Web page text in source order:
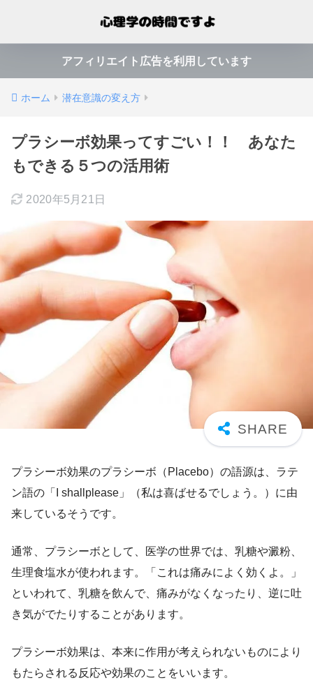
アフィリエイト広告を利用しています
ホーム 潜在意識の変え方
プラシーボ効果ってすごい！！ あなた
もできる５つの活用術
2020年5月21日
プラシーボ効果のプラシーボ（Placebo）の語源は、ラテ
ン語の「I shallplease」（私は喜ばせるでしょう。）に由
来しているそうです。
通常、プラシーボとして、医学の世界では、乳糖や澱粉、
生理食塩水が使われます。「これは痛みによく効くよ。」
といわれて、乳糖を飲んで、痛みがなくなったり、逆に吐
き気がでたりすることがあります。
プラシーボ効果は、本来に作用が考えられないものにより
もたらされる反応や効果のことをいいます。